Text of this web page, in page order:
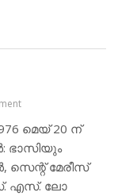
മെയ് 20 ന്
ഭാസിയും
മേരീസ്
എസ്. ലോ